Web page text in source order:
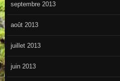
septembre 2013
août 2013
juillet 2013
juin 2013